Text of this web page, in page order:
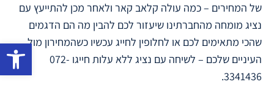
פתח סרגל נגישות
של המחירים – כמה עולה קלאב קאר ולאחר מכן להתייעץ עם
נציג מומחה מהחברתינו שיעזור לכם להבין מה הם הדגמים
שהכי מתאימים לכם או לחלופין לחייג עכשיו כשהמחירון מול
העיניים שלכם – לשיחה עם נציג ללא עלות חייגו 072-
3341436.